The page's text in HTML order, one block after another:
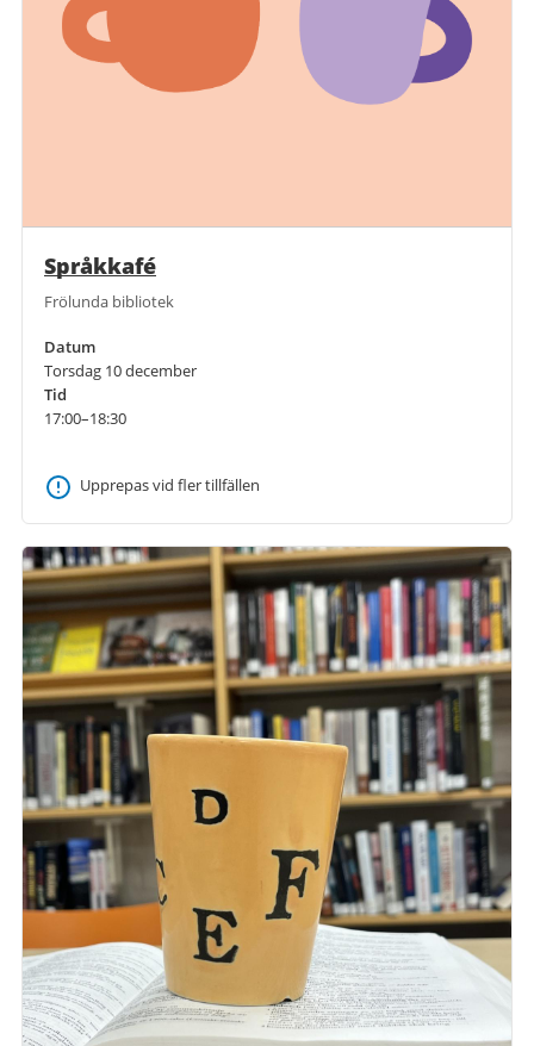
Språkkafé
Frölunda bibliotek
Datum
Torsdag 10 december
Tid
17:00–18:30
Upprepas vid fler tillfällen